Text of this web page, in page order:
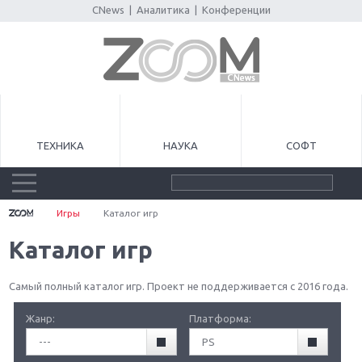
CNews Аналитика Конференции
ТЕХНИКА НАУКА СОФТ
Игры Каталог игр
Каталог игр
Самый полный каталог игр. Проект не поддерживается с 2016 года.
Жанр:
---
Платформа:
PS